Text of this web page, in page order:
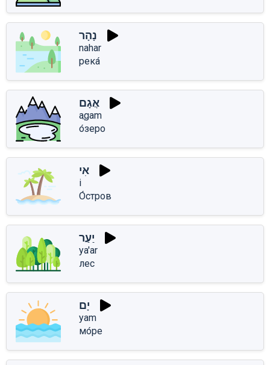
נָהָר
nahar
река́
אֲגָם
aֲgam
о́зеро
אִי
i
О́стров
יַעַר
ya'ar
лес
יָם
yam
мо́ре